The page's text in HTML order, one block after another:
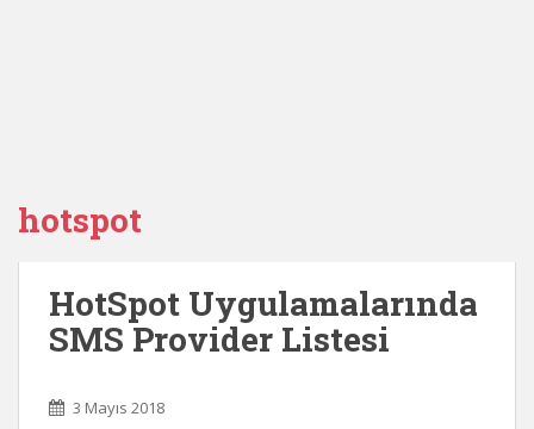
hotspot
HotSpot Uygulamalarında
SMS Provider Listesi
3 Mayıs 2018